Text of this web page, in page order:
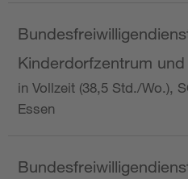
Kinderdorfzentrum
in Vollzeit (38,5 Std./Wo.),
Essen